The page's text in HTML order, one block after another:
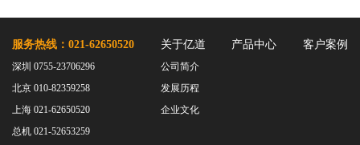
服务热线：021-62650520
深圳 0755-23706296
北京 010-82359258
上海 021-62650520
总机 021-52653259
关于亿道
公司简介
发展历程
企业文化
产品中心 客户案例